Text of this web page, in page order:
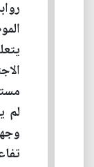
لم